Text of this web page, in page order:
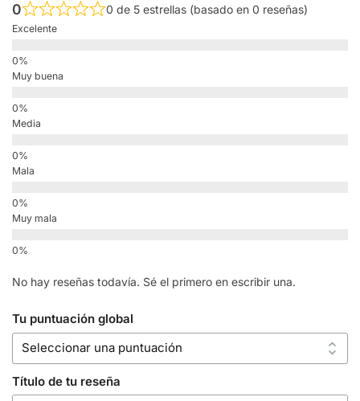
0 0 de 5 estrellas (basado en 0 reseñas)
Excelente
Muy buena
Media
Mala
Muy mala
No hay reseñas todavía. Sé el primero en escribir una.
Tu puntuación global
Título de tu reseña